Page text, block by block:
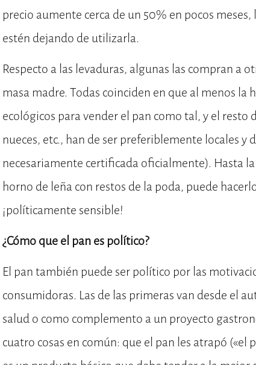
precio aumente cerca de un 50% en pocos
estén dejando de utilizarla.
Respecto a las levaduras, algunas las compran a
masa madre. Todas coinciden en que al menos la
ecológicos para vender el pan como tal, y el resto
nueces, etc., han de ser preferiblemente locales y
necesariamente certificada oficialmente). Hasta
horno de leña con restos de la poda, puede
¡políticamente sensible!
¿Cómo que el pan es político?
El pan también puede ser político por las
consumidoras. Las de las primeras van desde el
salud o como complemento a un proyecto
cuatro cosas en común: que el pan les atrapó («el